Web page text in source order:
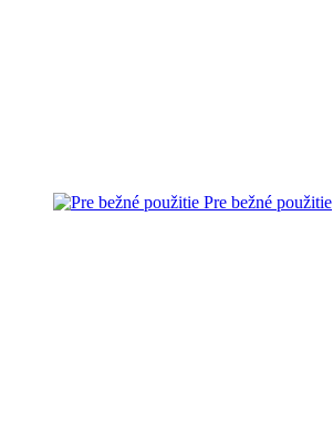
Pre bežné použitie